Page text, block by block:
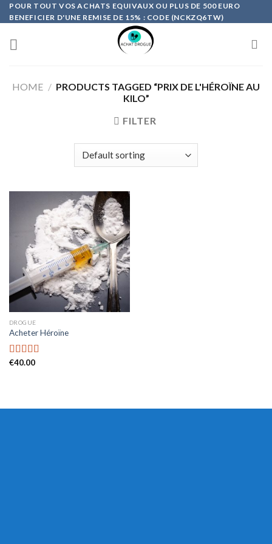
Skip
to
content
POUR TOUT VOS ACHATS EQUIVAUX OU PLUS DE 500 EURO
BENEFICIER D'UNE REMISE DE 15% : CODE (NCKZQ6TW)
HOME / PRODUCTS TAGGED “PRIX DE L'HÉROÏNE AU
KILO”
FILTER
DROGUE
Acheter Héroïne
Rated4.53
€40.00